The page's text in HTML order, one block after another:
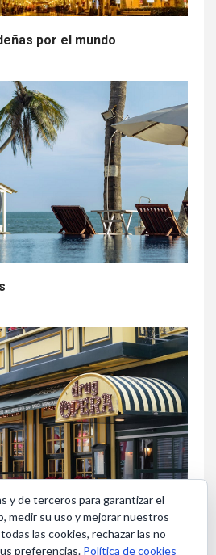
por el mundo
y de terceros para garantizar el
medir su uso y mejorar nuestros
las cookies, rechazar las no
preferencias. Política de cookies